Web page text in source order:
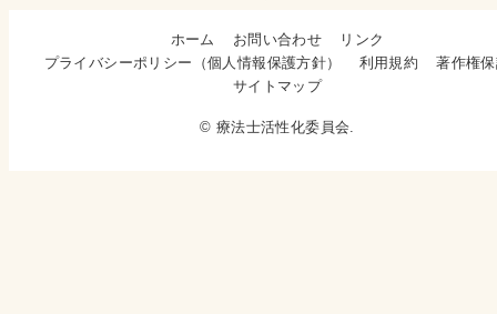
ホーム お問い合わせ
リンク
プライバシーポリシー（個人情報保護方針）
利用規約
著作権
サイトマップ
© 療法士活性化委員会.